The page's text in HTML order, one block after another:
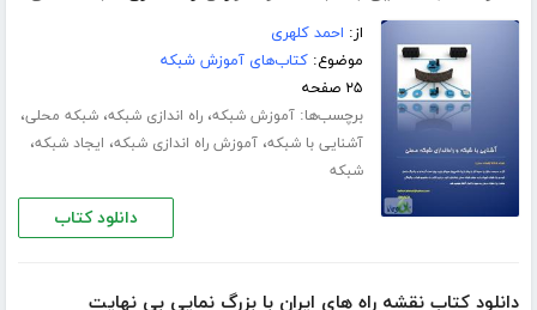
از: احمد کلهری
موضوع:کتاب‌های آموزش شبکه
۲۵ صفحه
برچسب‌ها:آموزش شبکه،راه اندازی شبکه،شبکه محلی،
آشنایی با شبکه،آموزش راه اندازی شبکه، ایجاد شبکه،
شبکه
دانلود کتاب
دانلود کتاب نقشه راه های ایران با بزرگ نمایی بی نهایت